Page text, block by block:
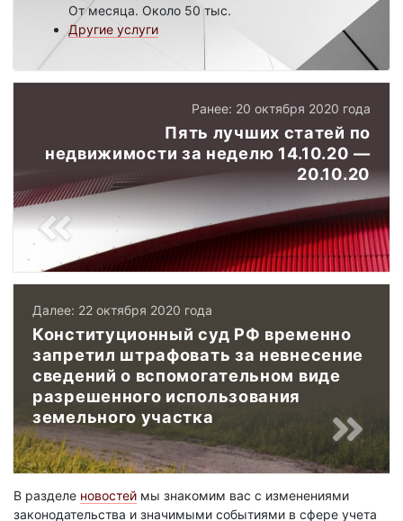
От месяца. Около 50 тыс.
Другие услуги
Ранее: 20 октября 2020 года
Пять лучших статей по
недвижимости за неделю 14.10.20 —
20.10.20
Далее: 22 октября 2020 года
Конституционный суд РФ временно
запретил штрафовать за невнесение
сведений о вспомогательном виде
разрешенного использования
земельного участка
В разделе новостей мы знакомим вас с изменениями
законодательства и значимыми событиями в сфере учета